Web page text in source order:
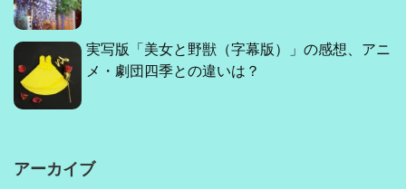
実写版「美女と野獣（字幕版）」の感想、アニ
メ・劇団四季との違いは？
アーカイブ